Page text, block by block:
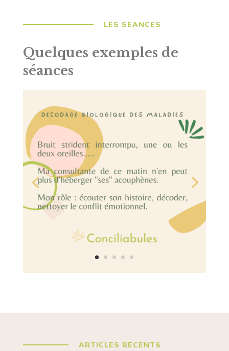
LES SEANCES
Quelques exemples de
séances
ARTICLES RECENTS